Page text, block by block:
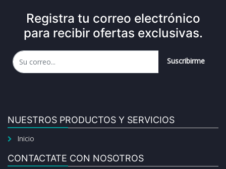
Registra tu correo electrónico
para recibir ofertas exclusivas.
Suscribirme
NUESTROS PRODUCTOS Y SERVICIOS
Inicio
CONTACTATE CON NOSOTROS